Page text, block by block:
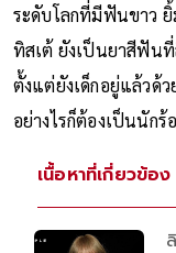
ระดับโลกที่มีฟันขาว
ทิสเต้ ยังเป็นยาสีฟัน
ตั้งแต่ยังเด็กอยู่แล้วด้
อย่างไรก็ต้องเป็นนักร้
เนื้อหาที่เกี่ยวข้อง